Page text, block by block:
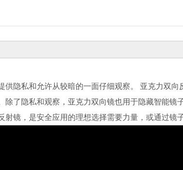
隐私和允许从较暗的一面仔细观察。 亚克力双
了隐私和观察，亚克力双向镜也用于隐藏智能镜
镜，是安全应用的理想选择需要力量，或通过镜子